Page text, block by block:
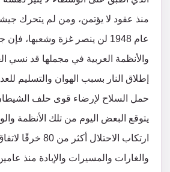
منذ عقود لا يؤتمن، ومن لم يتحرك
عام 1948 لن ينصر غزة وشعبها،
والأنظمة العربية في مجملها قد نسي
إطلاق النار بسبب الهوان والتسليم
حمل السلاح لإرضاء قوى حلف
يتوقع البعض اليوم من تلك الأنظمة
ارتكاب الاحتلال
والغارات والمسيرات والإبادة منذ